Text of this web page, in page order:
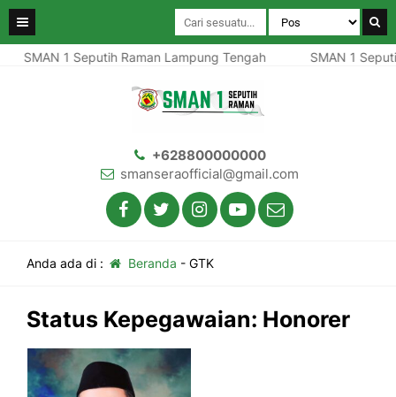
SMAN 1 Seputih Raman Lampung Tengah SMAN 1
+628800000000
smanseraofficial@gmail.com
Anda ada di : Beranda - GTK
Status Kepegawaian: Honorer